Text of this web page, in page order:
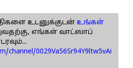
உடனுக்குடன் உங்கள்
எங்கள் வாட்ஸாப்
channel/0029Va56Sr94Y9ltw5vAi